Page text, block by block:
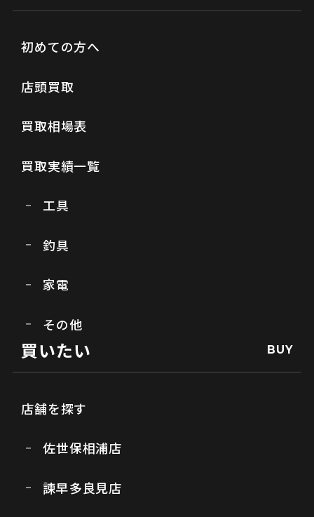
初めての方へ
店頭買取
買取相場表
買取実績一覧
工具
釣具
家電
その他
買いたい BUY
店舗を探す
佐世保相浦店
諫早多良見店